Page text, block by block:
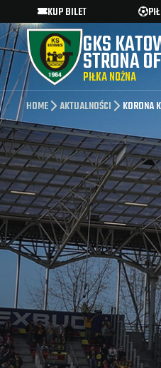
KUP BILET
GKS
STRONA
PIŁKA NOŻNA
HOME AKTUALNOŚCI KORONA